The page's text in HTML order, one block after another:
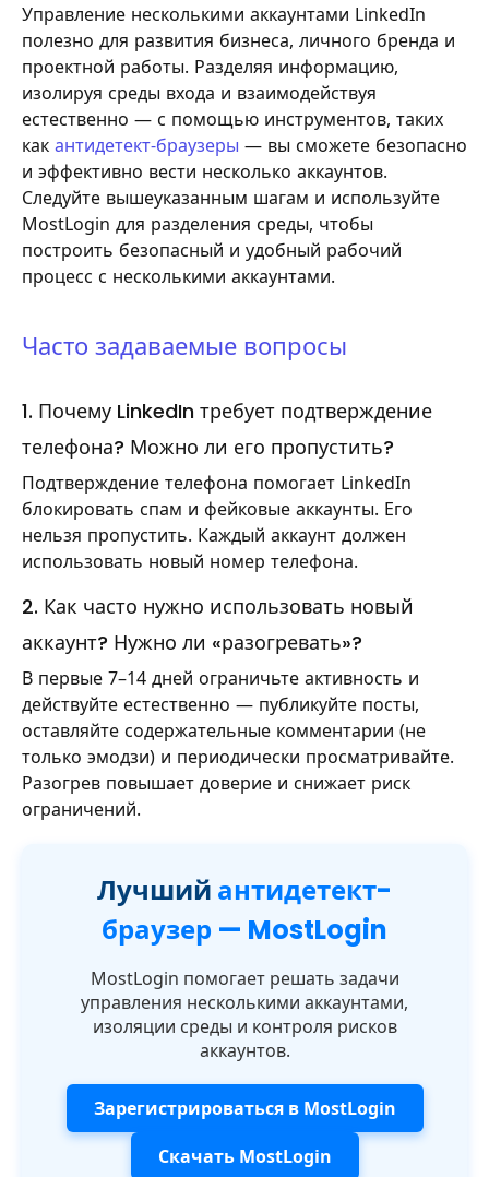
Управление несколькими аккаунтами LinkedIn
полезно для развития бизнеса, личного бренда и
проектной работы. Разделяя информацию,
изолируя среды входа и взаимодействуя
естественно — с помощью инструментов, таких
как антидетект-браузеры — вы сможете безопасно
и эффективно вести несколько аккаунтов.
Следуйте вышеуказанным шагам и используйте
MostLogin для разделения среды, чтобы
построить безопасный и удобный рабочий
процесс с несколькими аккаунтами.
Часто задаваемые вопросы
1. Почему LinkedIn требует подтверждение
телефона? Можно ли его пропустить?
Подтверждение телефона помогает LinkedIn
блокировать спам и фейковые аккаунты. Его
нельзя пропустить. Каждый аккаунт должен
использовать новый номер телефона.
2. Как часто нужно использовать новый
аккаунт? Нужно ли «разогревать»?
В первые 7–14 дней ограничьте активность и
действуйте естественно — публикуйте посты,
оставляйте содержательные комментарии (не
только эмодзи) и периодически просматривайте.
Разогрев повышает доверие и снижает риск
ограничений.
Лучший антидетект-
браузер — MostLogin
MostLogin помогает решать задачи
управления несколькими аккаунтами,
изоляции среды и контроля рисков
аккаунтов.
Зарегистрироваться в MostLogin
Скачать MostLogin